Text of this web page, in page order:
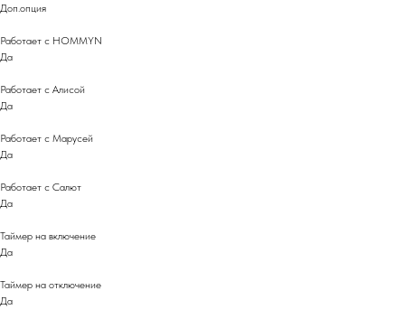
Доп.опция
Работает с HOMMYN
Да
Работает с Алисой
Да
Работает с Марусей
Да
Работает с Салют
Да
Таймер на включение
Да
Таймер на отключение
Да